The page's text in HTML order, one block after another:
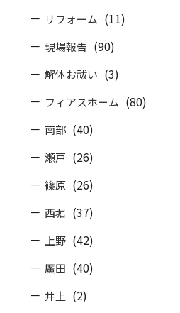
リフォーム (11)
現場報告 (90)
解体お祓い (3)
フィアスホーム (80)
南部 (40)
瀬戸 (26)
篠原 (26)
西堀 (37)
上野 (42)
廣田 (40)
井上 (2)